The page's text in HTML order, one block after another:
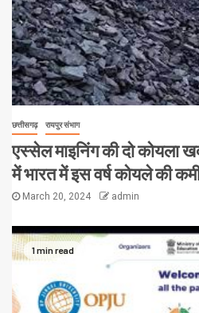
छत्तीसगढ़ रायपुर संभाग
एस्सेल माइनिंग की दो कोयला
में भारत में इस वर्ष कोयले की
March 20, 2024 admin
1 min read